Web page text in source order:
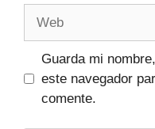
Guarda mi
este navegador
comente.